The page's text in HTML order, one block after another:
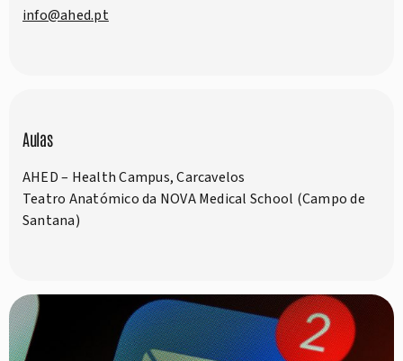
info@ahed.pt
Aulas
AHED – Health Campus, Carcavelos
Teatro Anatómico da NOVA Medical School (Campo de
Santana)